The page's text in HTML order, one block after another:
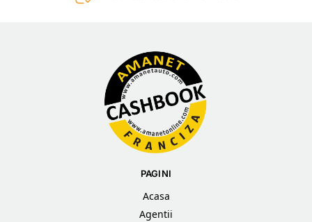
PAGINI
Acasa
Agentii